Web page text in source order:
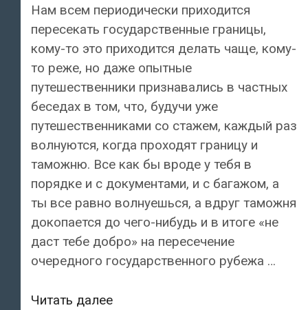
Нам всем периодически приходится
пересекать государственные границы,
кому-то это приходится делать чаще, кому-
то реже, но даже опытные
путешественники признавались в частных
беседах в том, что, будучи уже
путешественниками со стажем, каждый раз
волнуются, когда проходят границу и
таможню. Все как бы вроде у тебя в
порядке и с документами, и с багажом, а
ты все равно волнуешься, а вдруг таможня
докопается до чего-нибудь и в итоге «не
даст тебе добро» на пересечение
очередного государственного рубежа …
Читать далееНа